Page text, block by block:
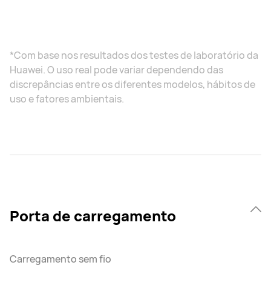
*Com base nos resultados dos testes de laboratório da
Huawei. O uso real pode variar dependendo das
discrepâncias entre os diferentes modelos, hábitos de
uso e fatores ambientais.
Porta de carregamento
Carregamento sem fio